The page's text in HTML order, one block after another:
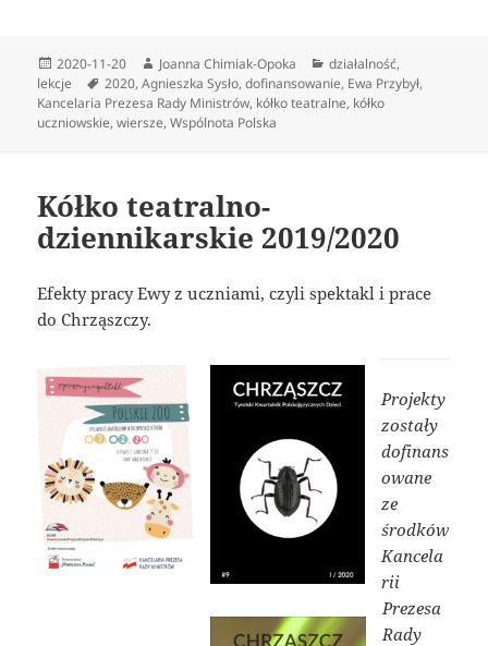
Data
publikacji
2020-11-20 Autor
Joanna Chimiak-Opoka Kategorie
działalność,
lekcje
Tagi
2020,Agnieszka Sysło,dofinansowanie, Ewa Przybył,
Kancelaria Prezesa Rady Ministrów, kółko teatralne, kółko
uczniowskie,wiersze,Wspólnota Polska
Kółko teatralno-
dziennikarskie 2019/2020
Efekty pracy Ewy z uczniami, czyli spektakl i prace
do Chrząszczy.
Projekty
zostały
dofinans
owane
ze
środków
Kancela
rii
Prezesa
Rady